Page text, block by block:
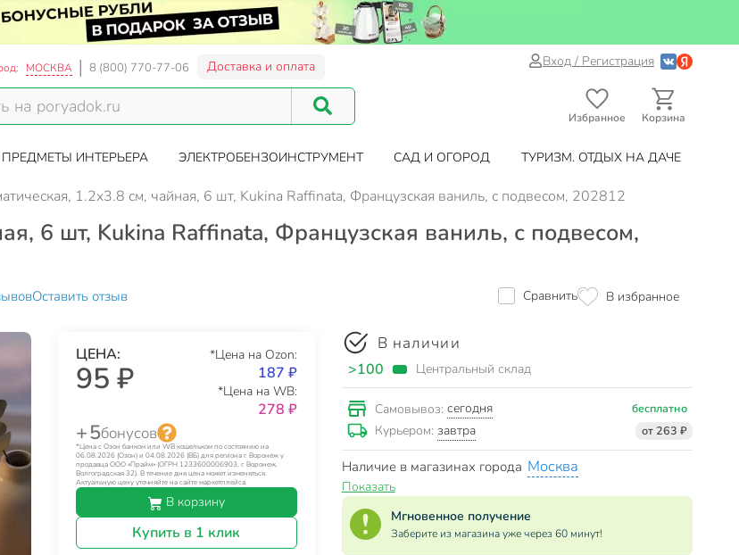
МОСКВА 8 (800) 770-77-06 Доставка и оплата Вход / Регистрация
Избранное Корзина
ПРЕДМЕТЫ ИНТЕРЬЕРА ЭЛЕКТРОБЕНЗОИНСТРУМЕНТ САД И ОГОРОД ТУРИЗМ. ОТДЫХ НА ДАЧЕ
1.2х3.8 см, чайная, 6 шт, Kukina Raffinata, Французская ваниль, с подвесом, 202812
6 шт, Kukina Raffinata, Французская ваниль, с подвесом,
Оставить отзыв Сравнить В избранное
ЦЕНА:
95 ₽
*Цена на Ozon:
187 ₽
*Цена на WB:
278 ₽
+ 5бонусов
*Цена с Озон банком или WB кошельком по состоянию на
06.08.2026 (Озон) и 04.08.2026 (ВБ) для региона г. Воронеж у
продавца ООО «Прайм» (ОГРН 1233600006903, г. Воронеж,
Волгоградская 32). В течение дня цена может изменяться.
Актуальную цену уточняйте на сайте маркетплейса.
В корзину
Купить в 1 клик
В наличии
>100 Центральный склад
Самовывоз: сегодня бесплатно
Курьером: завтра от 263 ₽
Наличие в магазинах города Москва
Показать
Мгновенное получение
Заберите из магазина уже через 60 минут!